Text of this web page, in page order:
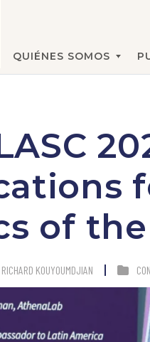
QUIÉNES SOMOS
of
RICHARD KOUYOUMDJIAN